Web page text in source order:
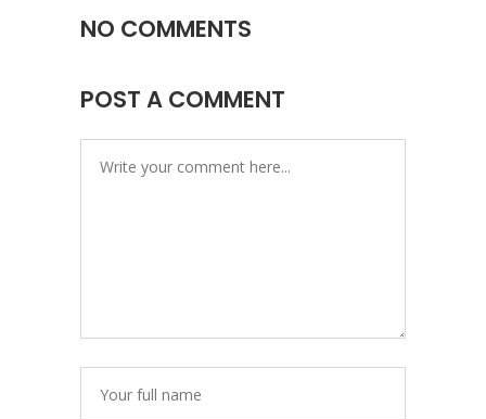
NO COMMENTS
POST A COMMENT